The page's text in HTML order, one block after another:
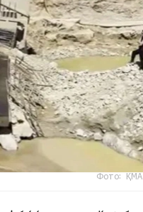
Фото: ҚМА